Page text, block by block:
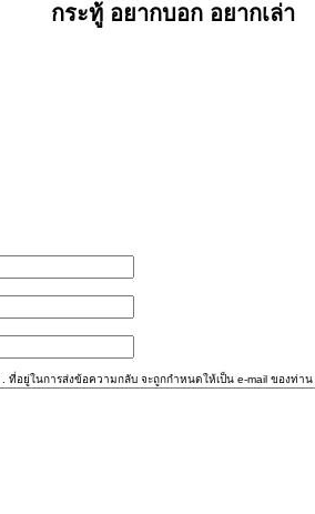
กระทู้ อยากบอก อยากเล่า
อยู่ในการส่งข้อความกลับ จะถูกกำหนดให้เป็น e-mail ของท่าน .